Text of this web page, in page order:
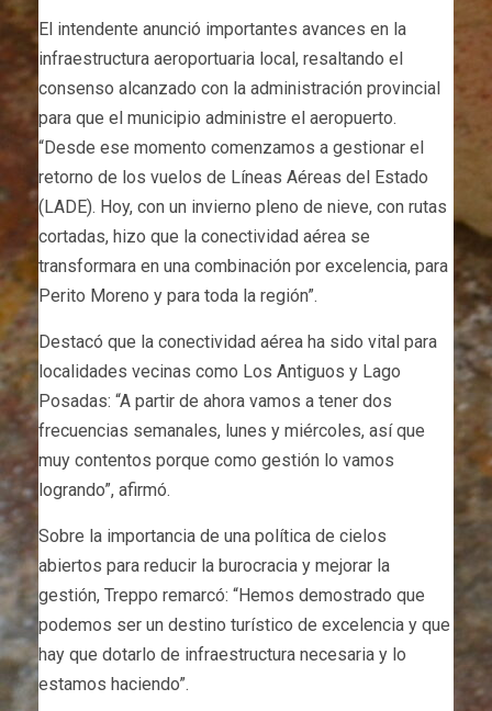
El intendente anunció importantes avances en la
infraestructura aeroportuaria local, resaltando el
consenso alcanzado con la administración provincial
para que el municipio administre el aeropuerto.
“Desde ese momento comenzamos a gestionar el
retorno de los vuelos de Líneas Aéreas del Estado
(LADE). Hoy, con un invierno pleno de nieve, con rutas
cortadas, hizo que la conectividad aérea se
transformara en una combinación por excelencia, para
Perito Moreno y para toda la región”.
Destacó que la conectividad aérea ha sido vital para
localidades vecinas como Los Antiguos y Lago
Posadas: “A partir de ahora vamos a tener dos
frecuencias semanales, lunes y miércoles, así que
muy contentos porque como gestión lo vamos
logrando”, afirmó.
Sobre la importancia de una política de cielos
abiertos para reducir la burocracia y mejorar la
gestión, Treppo remarcó: “Hemos demostrado que
podemos ser un destino turístico de excelencia y que
hay que dotarlo de infraestructura necesaria y lo
estamos haciendo”.